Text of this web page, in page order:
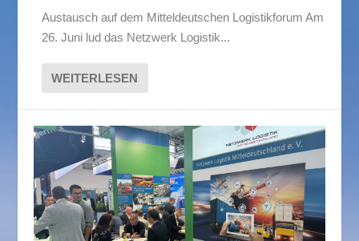
Austausch auf dem Mitteldeutschen Logistikforum Am
26. Juni lud das Netzwerk Logistik...
WEITERLESEN